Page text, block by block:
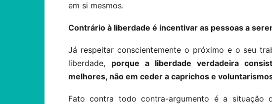
em si mesmos.
Contrário à liberdade é incentivar as pessoas a
Já respeitar conscientemente o próximo e o seu
liberdade, porque a liberdade verdadeira
melhores, não em ceder a caprichos e
Fato contra todo contra-argumento é a situação